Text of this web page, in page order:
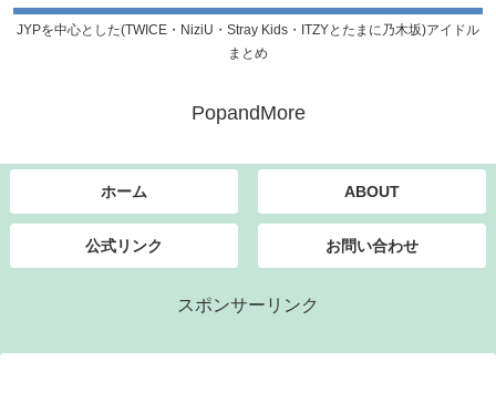
JYPを中心とした(TWICE・NiziU・Stray Kids・ITZYとたまに乃木坂)アイドル
まとめ
PopandMore
ホーム ABOUT
公式リンク お問い合わせ
スポンサーリンク